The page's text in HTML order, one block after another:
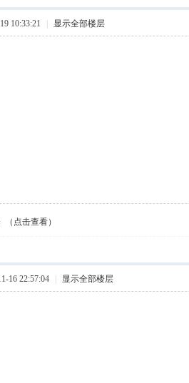
10:33:21 显示全部楼层
点击查看）
16 22:57:04 显示全部楼层